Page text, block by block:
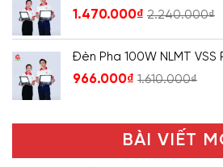
1.470.000₫ 2.240.000₫
Đèn Pha 100W NLMT VSS
966.000₫ 1.610.000₫
BÀI VIẾT